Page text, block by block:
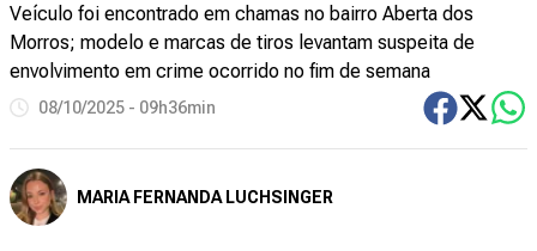
Veículo foi encontrado em chamas no bairro Aberta dos
Morros; modelo e marcas de tiros levantam suspeita de
envolvimento em crime ocorrido no fim de semana
08/10/2025 - 09h36min
MARIA FERNANDA LUCHSINGER